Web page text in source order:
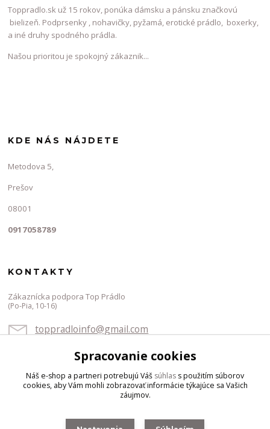
Toppradlo.sk už 15 rokov, ponúka dámsku a pánsku značkovú
bielizeň. Podprsenky , nohavičky, pyžamá, erotické prádlo, boxerky,
a iné druhy spodného prádla.
Našou prioritou je spokojný zákaznik...
KDE NÁS NÁJDETE
Metodova 5,
Prešov
08001
0917058789
KONTAKTY
Zákaznícka podpora Top Prádlo
(Po-Pia, 10-16)
toppradloinfo@gmail.com
Eshop-rychlo.sk
Spracovanie cookies
Náš e-shop a partneri potrebujú Váš súhlas s použitím súborov
cookies, aby Vám mohli zobrazovať informácie týkajúce sa Vašich
záujmov.